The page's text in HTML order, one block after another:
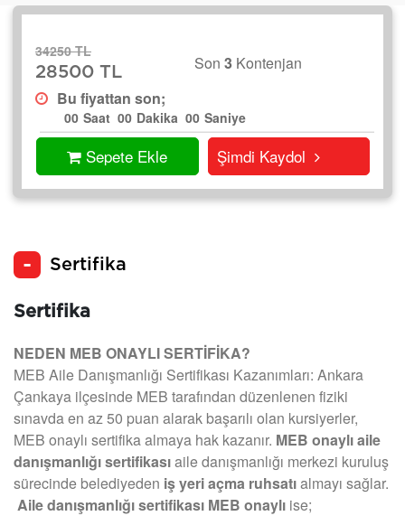
34250 TL
28500 TL
Son 3Kontenjan
Bu fiyattan son;
00 Saat 00 Dakika 00 Saniye
Sepete Ekle Şimdi Kaydol
Sertifika
Sertifika
NEDEN MEB ONAYLI SERTİFİKA?
MEB Aile Danışmanlığı Sertifikası Kazanımları: Ankara
Çankaya ilçesinde MEB tarafından düzenlenen fiziki
sınavda en az 50 puan alarak başarılı olan kursiyerler,
MEB onaylı sertifika almaya hak kazanır. MEB onaylı aile
danışmanlığı sertifikasıaile danışmanlığı merkezi kuruluş
sürecinde belediyeden iş yeri açma ruhsatıalmayı sağlar.
Aile danışmanlığı sertifikası MEB onaylı ise;